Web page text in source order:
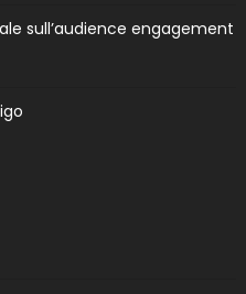
sull’audience engagement